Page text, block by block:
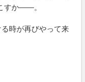
すか――。
時が再びやって来